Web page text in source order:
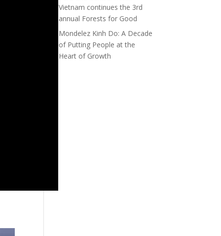
Vietnam continues the 3rd
annual Forests for Good
Mondelez Kinh Do: A Decade
of Putting People at the
Heart of Growth